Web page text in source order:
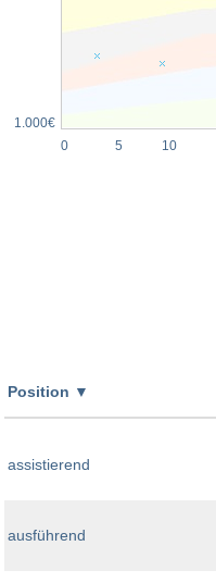
1.000€
0
5 10
Position ▼
assistierend
ausführend